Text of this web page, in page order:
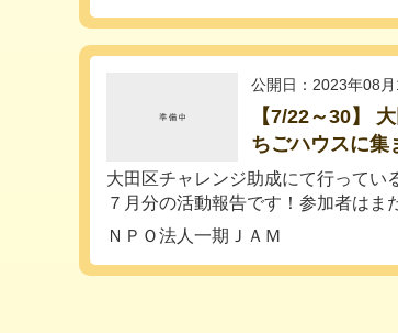
公開日：2023年08月
【7/22～30】
ちごハウスに集
大田区チャレンジ助成にて行ってい
７月分の活動報告です！参加者はま
ＮＰＯ法人一期ＪＡＭ